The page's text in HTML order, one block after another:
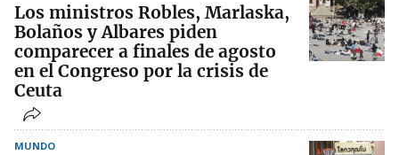
Los ministros Robles, Marlaska,
Bolaños y Albares piden
comparecer a finales de agosto
en el Congreso por la crisis de
Ceuta
MUNDO